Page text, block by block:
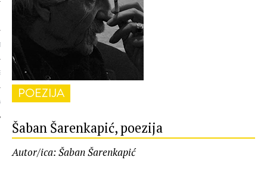
POEZIJA
Šaban Šarenkapić, poezija
Autor/ica: Šaban Šarenkapić